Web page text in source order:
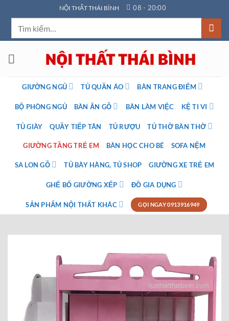
qua
dung
NỘI THẤT THÁI BÌNH 08 - 20:00
GIƯỜNG NGỦ TỦ QUẦN ÁO BÀN TRANG ĐIỂM
BỘ PHÒNG NGỦ BÀN ĂN GỖ BÀN LÀM VIỆC KỆ TI VI
TỦ GIÀY QUẦY TIẾP TÂN TỦ RƯỢU TỦ THỜ BÀN THỜ
GIƯỜNG TẦNG TRẺ EM BÀN HỌC CHO BÉ SOFA NỆM
SA LON GỖ TỦ BÀY HÀNG, TỦ SHOP GIƯỜNG XE TRẺ EM
GHẾ BỐ GIƯỜNG XẾP ĐỒ GIA DỤNG
SẢN PHẨM NỘI THẤT KHÁC GỌI NGAY 0913916949